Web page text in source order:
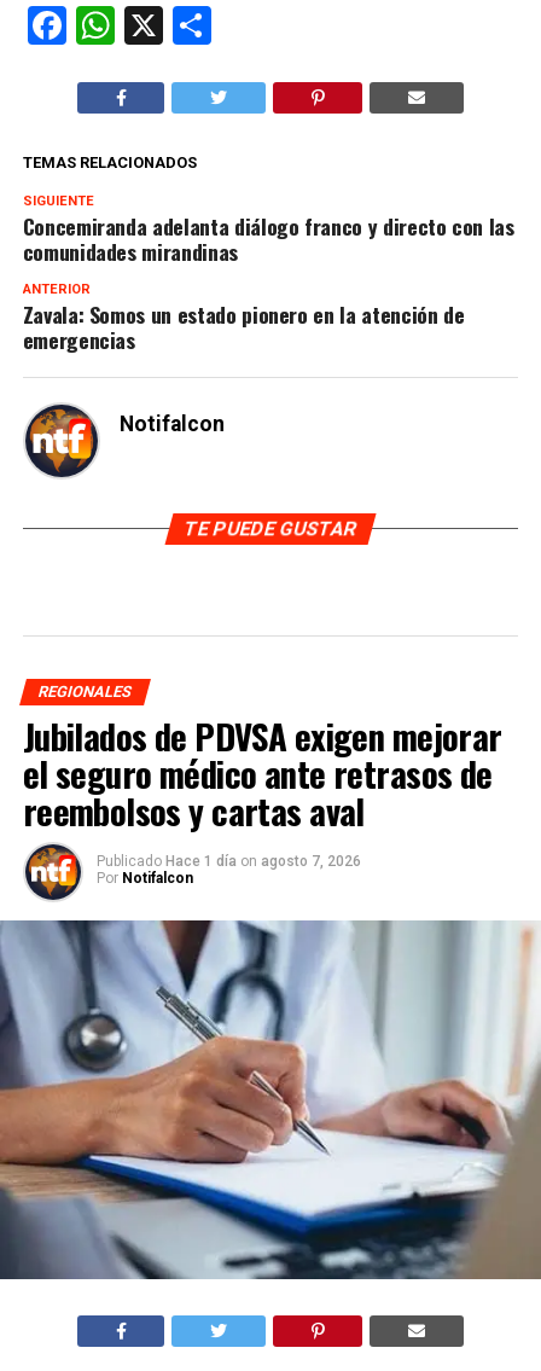
Facebook
WhatsApp
X Compartir
TEMAS RELACIONADOS
SIGUIENTE
Concemiranda adelanta diálogo franco y directo con las
comunidades mirandinas
ANTERIOR
Zavala: Somos un estado pionero en la atención de
emergencias
Notifalcon
TE PUEDE GUSTAR
REGIONALES
Jubilados de PDVSA exigen mejorar
el seguro médico ante retrasos de
reembolsos y cartas aval
Publicado Hace 1 día on agosto 7, 2026
Por Notifalcon